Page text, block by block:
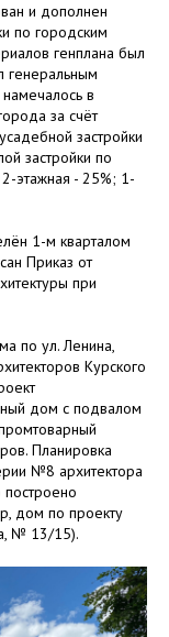
и дополнен
по городским
генплана был
генеральным
в
за счёт
застройки
застройки по
этажная - 25%; 1-
1-м кварталом
Приказ от
при
по ул. Ленина,
Курского
дом с подвалом
Планировка
№8 архитектора
дом по проекту
№ 13/15).